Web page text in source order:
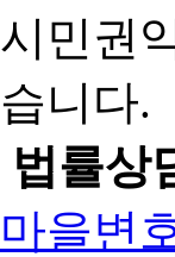
시민권
습니다.
법률상
마을변